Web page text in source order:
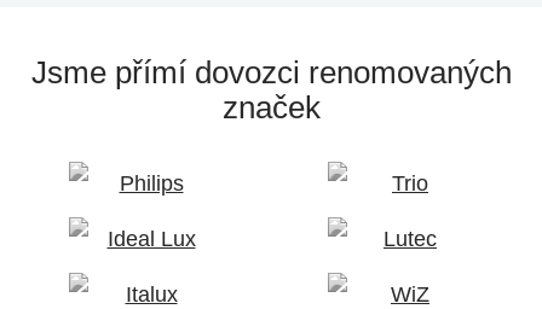
Jsme přímí dovozci renomovaných
značek